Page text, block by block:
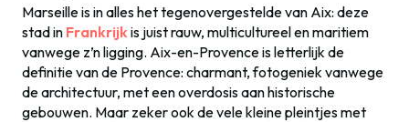
Marseille is in alles het tegenovergestelde van Aix: deze
stad in Frankrijkis juist rauw, multicultureel en maritiem
vanwege z’n ligging. Aix-en-Provence is letterlijk de
definitie van de Provence: charmant, fotogeniek vanwege
de architectuur, met een overdosis aan historische
gebouwen. Maar zeker ook de vele kleine pleintjes met